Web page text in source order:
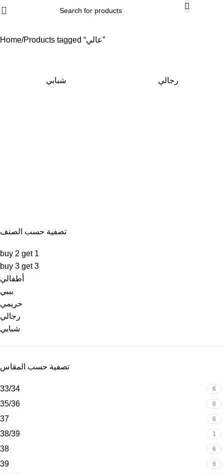
Home Products tagged “عالي”
شبابي رجالي
تصفية حسب الصنف
buy 2 get 1
buy 3 get 3
أطفالي
بيبي
حريمي
رجالي
شبابي
تصفية حسب المقاس
33/34 6
35/36 6
37 6
38/39 1
38 6
39 6
Order Now with Free Shipping